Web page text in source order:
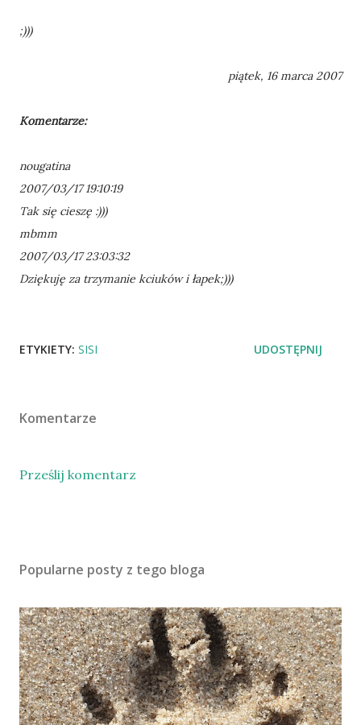
;)))
piątek, 16 marca 2007
Komentarze:
nougatina
2007/03/17 19:10:19
Tak się cieszę :)))
mbmm
2007/03/17 23:03:32
Dziękuję za trzymanie kciuków i łapek;)))
ETYKIETY: SISI UDOSTĘPNIJ
Komentarze
Prześlij komentarz
Popularne posty z tego bloga